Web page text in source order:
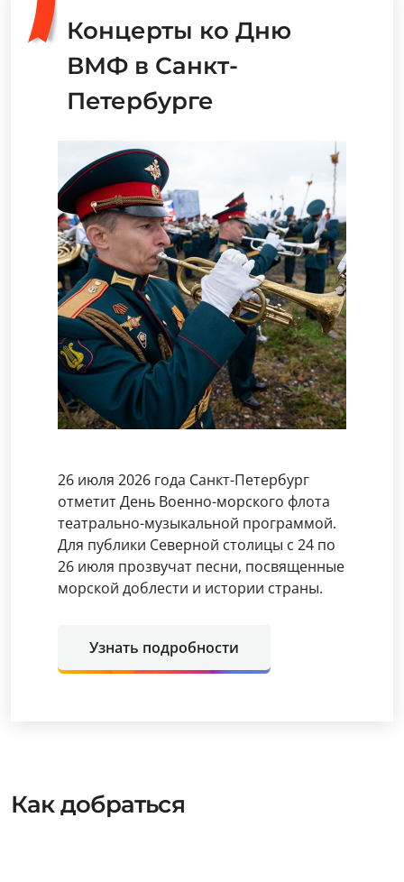
Концерты ко Дню
ВМФ в Санкт-
Петербурге
26 июля 2026 года Санкт-Петербург
отметит День Военно-морского флота
театрально-музыкальной программой.
Для публики Северной столицы с 24 по
26 июля прозвучат песни, посвященные
морской доблести и истории страны.
Узнать подробности
Как добраться